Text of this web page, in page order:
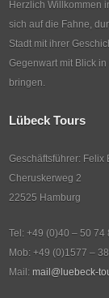
Herzlich Willkommen
sich auf die Fahne,
Stadt mit ihrer
Gegenwart mit Blick
bringen.
Lübeck Tours
Geschäftsführer: Felix
Cheruskerweg 2
22525 Hamburg
Tel: +49 (0)40 – 50 74
Mob: +49 (0)1577 –
Mail:mail@luebeck-